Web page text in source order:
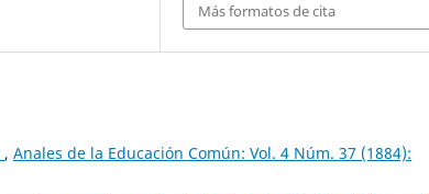
Más formatos de cita
, Anales de la Educación Común: Vol. 4 Núm. 37 (1884):